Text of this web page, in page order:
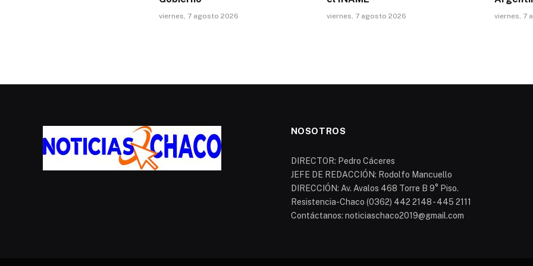
viernes, 7 agosto 2026 viernes, 7 agosto 2026 viernes, 7
NOSOTROS
DIRECTOR: Pedro Cáceres
JEFE DE REDACCIÓN: Rodolfo Mancuello
DIRECCIÓN: Av. Avalos 468 Torre B 9° Piso.
Resistencia-Chaco (0362) 442 2148 - 445 2111
Contáctanos: noticiaschaco2019@gmail.com